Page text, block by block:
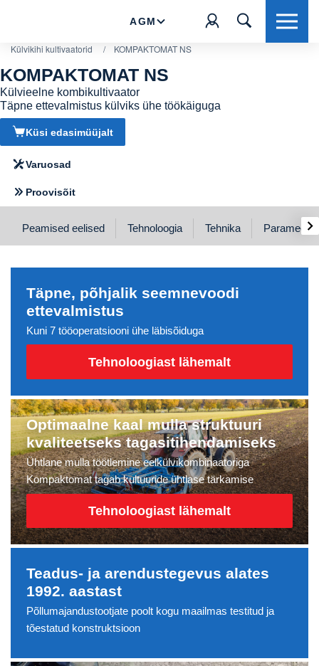
AGM
KOMPAKTOMAT NS
Külvikihi kultivaatorid / KOMPAKTOMAT NS
KOMPAKTOMAT NS
Külvieelne kombikultivaator
Täpne ettevalmistus külviks ühe töökäiguga
Küsi edasimüüjalt
Varuosad
Proovisõit
Peamised eelised Tehnoloogia Tehnika ›
Teadus- ja arendustegevus alates
1992. aastast
Põllumajandustootjate poolt kogu maailmas testitud ja
tõestatud konstruktsioon
Täpne, põhjalik seemnevoodi
ettevalmistus
Kuni 7 tööoperatsiooni ühe läbisõiduga
Tehnoloogiast lähemalt
Optimaalne kaal mulla struktuuri
kvaliteetseks tagasitihendamiseks
Ühtlane mulla töötlemine eelkülvikombinaatoriga
Kompaktomat tagab kultuuride ühtlase tärkamise
Tehnoloogiast lähemalt